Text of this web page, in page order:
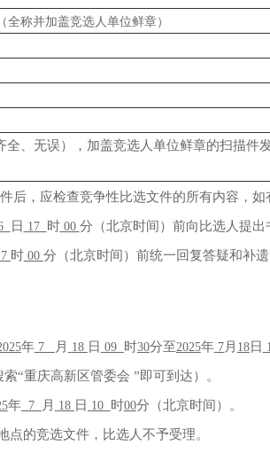
（全称并加盖竞选人单位鲜章）
、无误），加盖竞选人单位鲜章的扫描件
后，应检查竞争性比选文件的所有内容，
日 17 时00 分（北京时间）前向比选人提出
时00 分（北京时间）前统一回复答疑和补
年7 月 18 日 09 时30分至2025年 7月 18日
索“重庆高新区管委会 ”即可到达）。
年7 月 18 日 10 时00分（北京时间）。
点的竞选文件，比选人不予受理。